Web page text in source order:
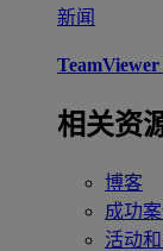
新闻
相关资
博客
成功案
活动